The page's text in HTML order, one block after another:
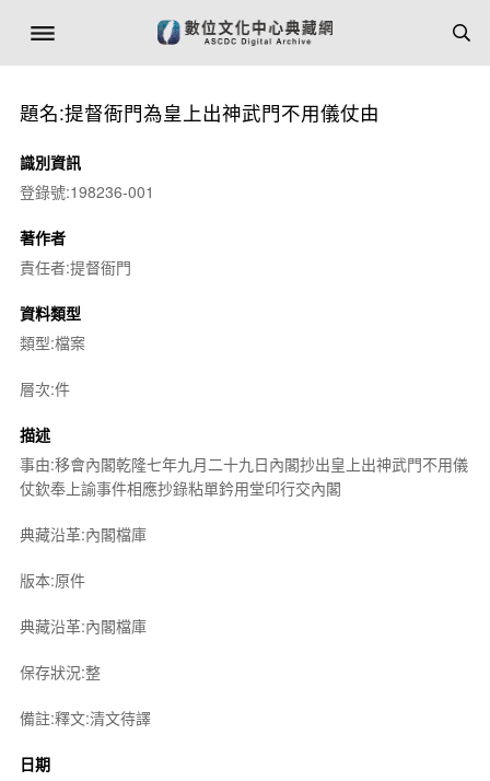
題名:提督衙門為皇上出神武門不用儀仗由
識別資訊
登錄號:198236-001
著作者
責任者:提督衙門
資料類型
類型:檔案
層次:件
描述
事由:移會內閣乾隆七年九月二十九日內閣抄出皇上出神武門不用儀
仗欽奉上諭事件相應抄錄粘單鈐用堂印行交內閣
典藏沿革:內閣檔庫
版本:原件
典藏沿革:內閣檔庫
保存狀況:整
備註:釋文:清文待譯
日期